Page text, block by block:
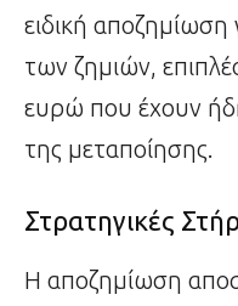
ειδική
των ζημιών,
ευρώ που έχουν
της μεταποίησης.
Στρατηγικές
Η αποζημίωση